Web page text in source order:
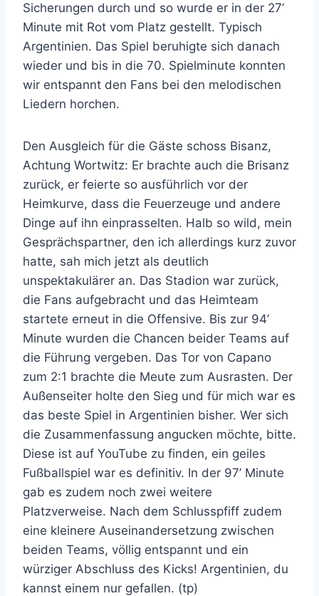
Sicherungen durch und so wurde er in der 27’
Minute mit Rot vom Platz gestellt. Typisch
Argentinien. Das Spiel beruhigte sich danach
wieder und bis in die 70. Spielminute konnten
wir entspannt den Fans bei den melodischen
Liedern horchen.
Den Ausgleich für die Gäste schoss Bisanz,
Achtung Wortwitz: Er brachte auch die Brisanz
zurück, er feierte so ausführlich vor der
Heimkurve, dass die Feuerzeuge und andere
Dinge auf ihn einprasselten. Halb so wild, mein
Gesprächspartner, den ich allerdings kurz zuvor
hatte, sah mich jetzt als deutlich
unspektakulärer an. Das Stadion war zurück,
die Fans aufgebracht und das Heimteam
startete erneut in die Offensive. Bis zur 94’
Minute wurden die Chancen beider Teams auf
die Führung vergeben. Das Tor von Capano
zum 2:1 brachte die Meute zum Ausrasten. Der
Außenseiter holte den Sieg und für mich war es
das beste Spiel in Argentinien bisher. Wer sich
die Zusammenfassung angucken möchte, bitte.
Diese ist auf YouTube zu finden, ein geiles
Fußballspiel war es definitiv. In der 97’ Minute
gab es zudem noch zwei weitere
Platzverweise. Nach dem Schlusspfiff zudem
eine kleinere Auseinandersetzung zwischen
beiden Teams, völlig entspannt und ein
würziger Abschluss des Kicks! Argentinien, du
kannst einem nur gefallen. (tp)